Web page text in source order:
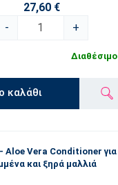
27,60 €
-
+
Διαθέσιμο
καλάθι
Aloe Vera Conditioner για
και ξηρά μαλλιά